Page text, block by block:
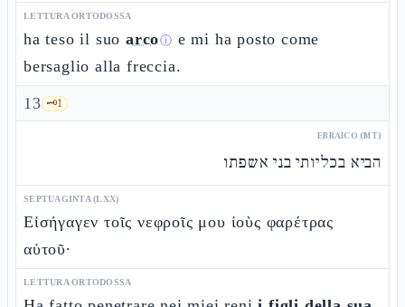
LETTURA ORTODOSSA
ha teso il suo arcoⓘ e mi ha posto come
bersaglio alla freccia.
13 🗝️1
EBRAICO (MT)
הביא בכליותי בני אשפתו
SEPTUAGINTA (LXX)
Εἰσήγαγεν τοῖς νεφροῖς μου ἰοὺς φαρέτρας
αὐτοῦ·
LETTURA ORTODOSSA